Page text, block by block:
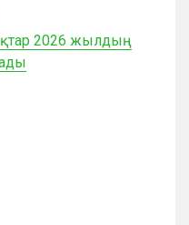
2026 жылдың